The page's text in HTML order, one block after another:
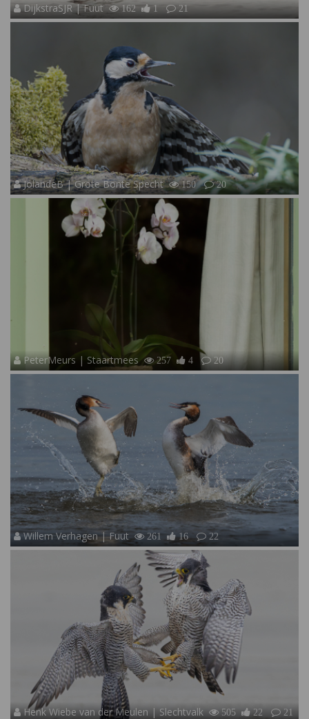
DijkstraSJR | Fuut 162 1 21
JolandeB | Grote Bonte Specht 150 20
PeterMeurs | Staartmees 257 4 20
Willem Verhagen | Fuut 261 16 22
Henk Wiebe van der Meulen | Slechtvalk 505 22 21